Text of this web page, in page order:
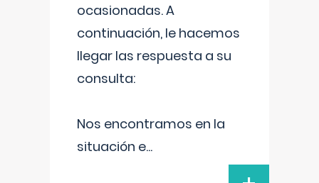
ocasionadas. A
continuación, le hacemos
llegar las respuesta a su
consulta:
Nos encontramos en la
situación e...